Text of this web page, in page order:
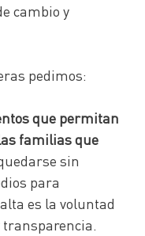
cambio y
pedimos:
que permitan
familias que
sin
para
es la voluntad
transparencia.